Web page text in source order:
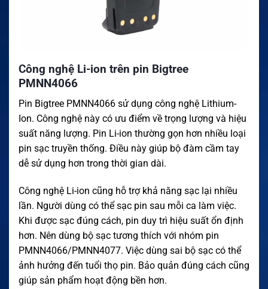
Công nghệ Li-ion trên pin Bigtree
PMNN4066
Pin Bigtree PMNN4066 sử dụng công nghệ Lithium-
Ion. Công nghệ này có ưu điểm về trọng lượng và hiệu
suất năng lượng. Pin Li-ion thường gọn hơn nhiều loại
pin sạc truyền thống. Điều này giúp bộ đàm cầm tay
dễ sử dụng hơn trong thời gian dài.
Công nghệ Li-ion cũng hỗ trợ khả năng sạc lại nhiều
lần. Người dùng có thể sạc pin sau mỗi ca làm việc.
Khi được sạc đúng cách, pin duy trì hiệu suất ổn định
hơn. Nên dùng bộ sạc tương thích với nhóm pin
PMNN4066/PMNN4077. Việc dùng sai bộ sạc có thể
ảnh hưởng đến tuổi thọ pin. Bảo quản đúng cách cũng
giúp sản phẩm hoạt động bền hơn.